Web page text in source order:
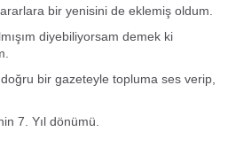
bir yenisini de eklemiş oldum.
diyebiliyorsam demek ki
bir gazeteyle topluma ses verip,
7. Yıl dönümü.